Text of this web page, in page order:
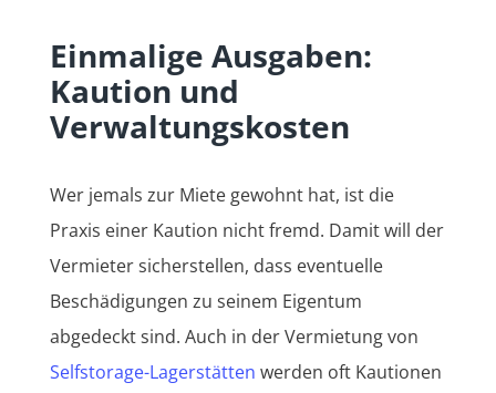
Einmalige Ausgaben:
Kaution und
Verwaltungskosten
Wer jemals zur Miete gewohnt hat, ist die
Praxis einer Kaution nicht fremd. Damit will der
Vermieter sicherstellen, dass eventuelle
Beschädigungen zu seinem Eigentum
abgedeckt sind. Auch in der Vermietung von
Selfstorage-Lagerstätten werden oft Kautionen